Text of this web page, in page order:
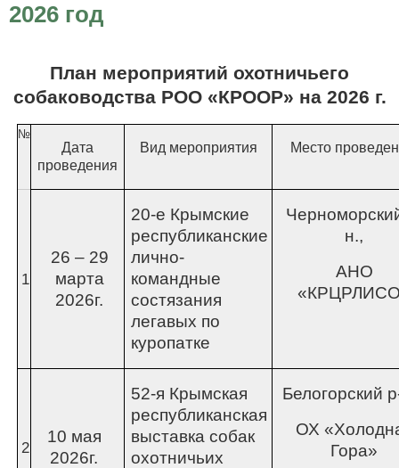
2026 год
План мероприятий охотничьего
собаководства РОО «КРООР» на 2026 г.
№
Дата
проведения
Вид мероприятия Место
1
26 – 29
марта
2026г.
20-е Крымские
республиканские
лично-
командные
состязания
легавых по
куропатке
н.,
АНО
2
10 мая
2026г.
52-я Крымская
республиканская
выставка собак
охотничьих
Белогорский
ОХ
Гора»